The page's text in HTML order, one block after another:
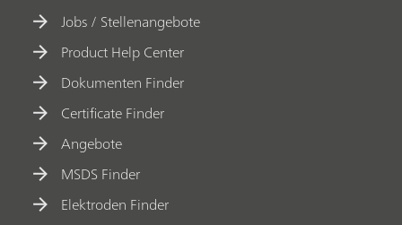
Jobs / Stellenangebote
Product Help Center
Dokumenten Finder
Certificate Finder
Angebote
MSDS Finder
Elektroden Finder